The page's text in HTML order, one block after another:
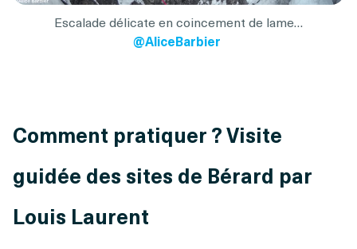
Escalade délicate en coincement de lame…
@AliceBarbier
Comment pratiquer ? Visite
guidée des sites de Bérard par
Louis Laurent